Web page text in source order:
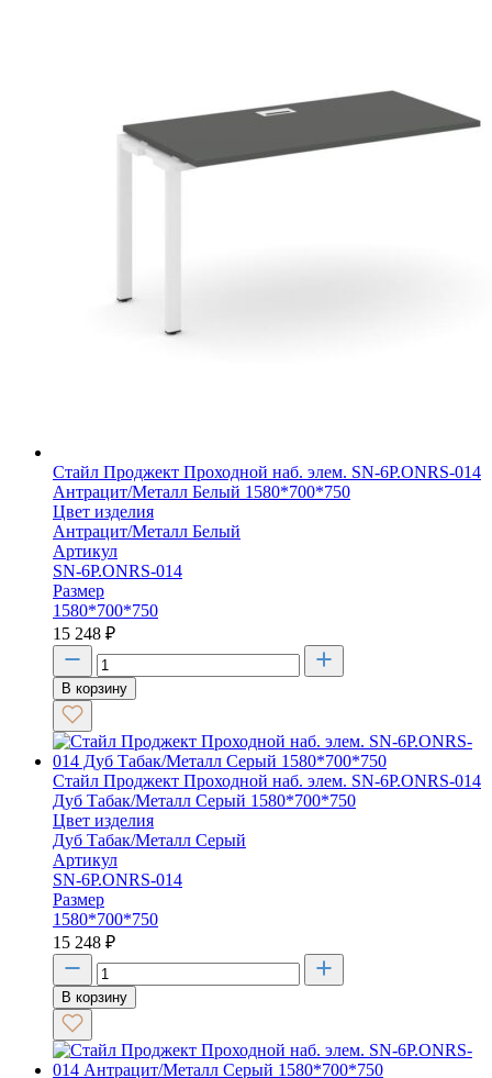
Стайл Проджект Проходной наб. элем. SN-6P.ONRS-014
Антрацит/Металл Белый 1580*700*750
Цвет изделия
Антрацит/Металл Белый
Артикул
SN-6P.ONRS-014
Размер
1580*700*750
15 248 ₽
В корзину
Стайл Проджект Проходной наб. элем. SN-6P.ONRS-014
Дуб Табак/Металл Серый 1580*700*750
Цвет изделия
Дуб Табак/Металл Серый
Артикул
SN-6P.ONRS-014
Размер
1580*700*750
15 248 ₽
В корзину